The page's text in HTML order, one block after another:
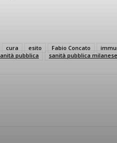
cura esito Fabio Concato
pubblica sanità pubblica milanese